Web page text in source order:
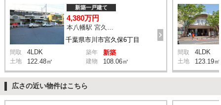
千葉県市川市宮久保6丁目
新築一戸建て
4,380万円
間取 4LDK 築年 新築
土地 122.48㎡ 建物 108.06㎡
間取 4LDK
土地 123.19㎡
広さの近い物件はこちら